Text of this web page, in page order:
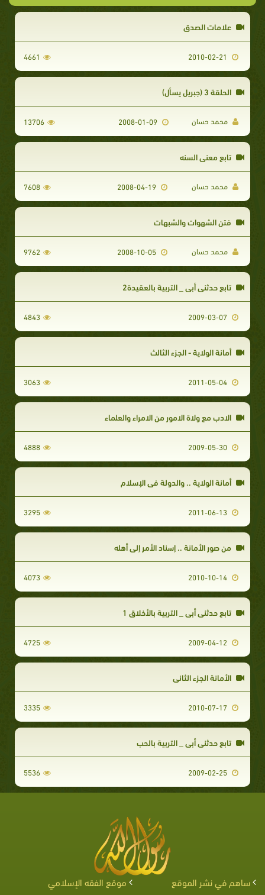
علامات الصدق
4661
الحلقة 3 (جبريل يسأل)
محمد حسان 13706
تابع معني السنه
محمد حسان 7608
فتن الشهوات والشبهات
محمد حسان 9762
تابع حدثني أبي _ التربية بالعقيدة2
4843
أمانة الولاية - الجزء الثالث
3063
الادب مع ولاة الامور من الامراء والعلماء
4888
أمانة الولاية .. والدولة في الإسلام
3295
من صور الأمانة .. إسناد الأمر إلى أهله
4073
تابع حدثني أبي _ التربية بالأخلاق 1
4725
الأمانة الجزء الثاني
3335
تابع حدثني أبي _ التربية بالحب
5536
ساهم في نشر الموقع
موقع الفقه الإسلامي